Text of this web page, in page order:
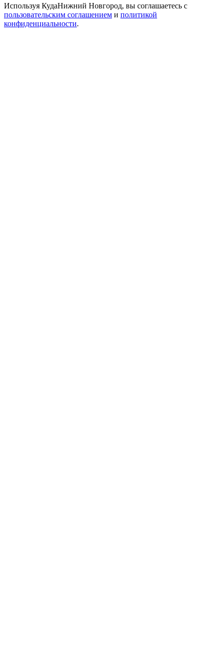
Используя КудаНижний Новгород, вы соглашаетесь с
пользовательским соглашением и политикой
конфиденциальности.